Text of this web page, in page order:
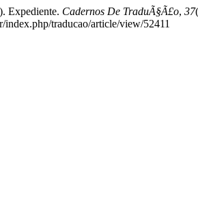
Expediente. Cadernos De TraduÃ§Ã£o, 37
index.php/traducao/article/view/52411